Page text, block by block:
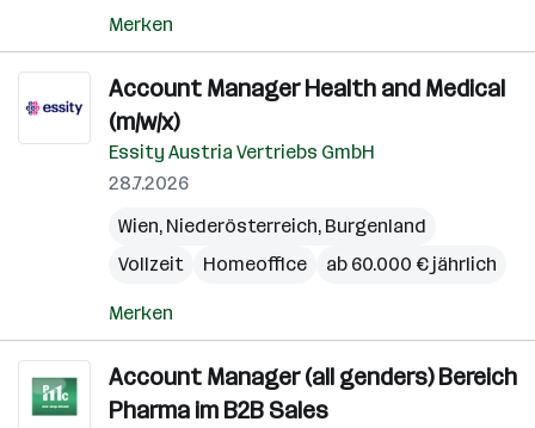
Merken
Account Manager Health and Medical
(m/w/x)
Essity Austria Vertriebs GmbH
28.7.2026
Wien, Niederösterreich, Burgenland
Vollzeit
Homeoffice ab 60.000 € jährlich
Merken
Account Manager (all genders) Bereich
Pharma im B2B Sales